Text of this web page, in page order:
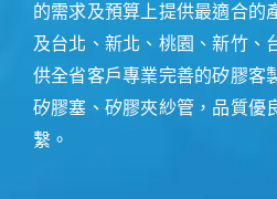
的需求及預算上提供最適合的
及台北、新北、桃園、新竹、
供全省客戶專業完善的矽膠客
矽膠塞、矽膠夾紗管，品質優
繫。